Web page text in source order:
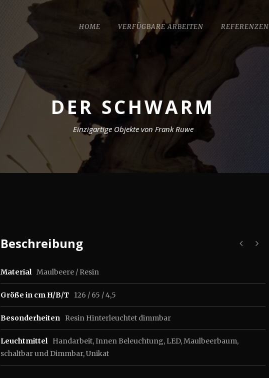
HOME VERFÜGBARE ARBEITEN REFERENZEN
DER SCHWARM
Einzigartige Objekte von Frank Ruwe
Beschreibung
Material Maulbeere / Resin
Größe in cm H/B/T 126 / 65 / 4,5
Besonderheiten Resin Hinterleuchtet dimmbar
Leuchtmittel Handarbeit,Innen Beleuchtung, LED,Maulbeerbaum,
schaltbar und Dimmbar,Unikat